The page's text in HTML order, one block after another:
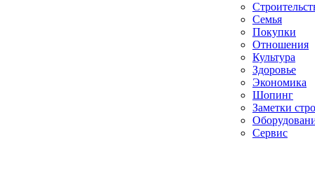
Семья
Покупки
Отношения
Культура
Здоровье
Экономика
Шопинг
Заметки
Сервис